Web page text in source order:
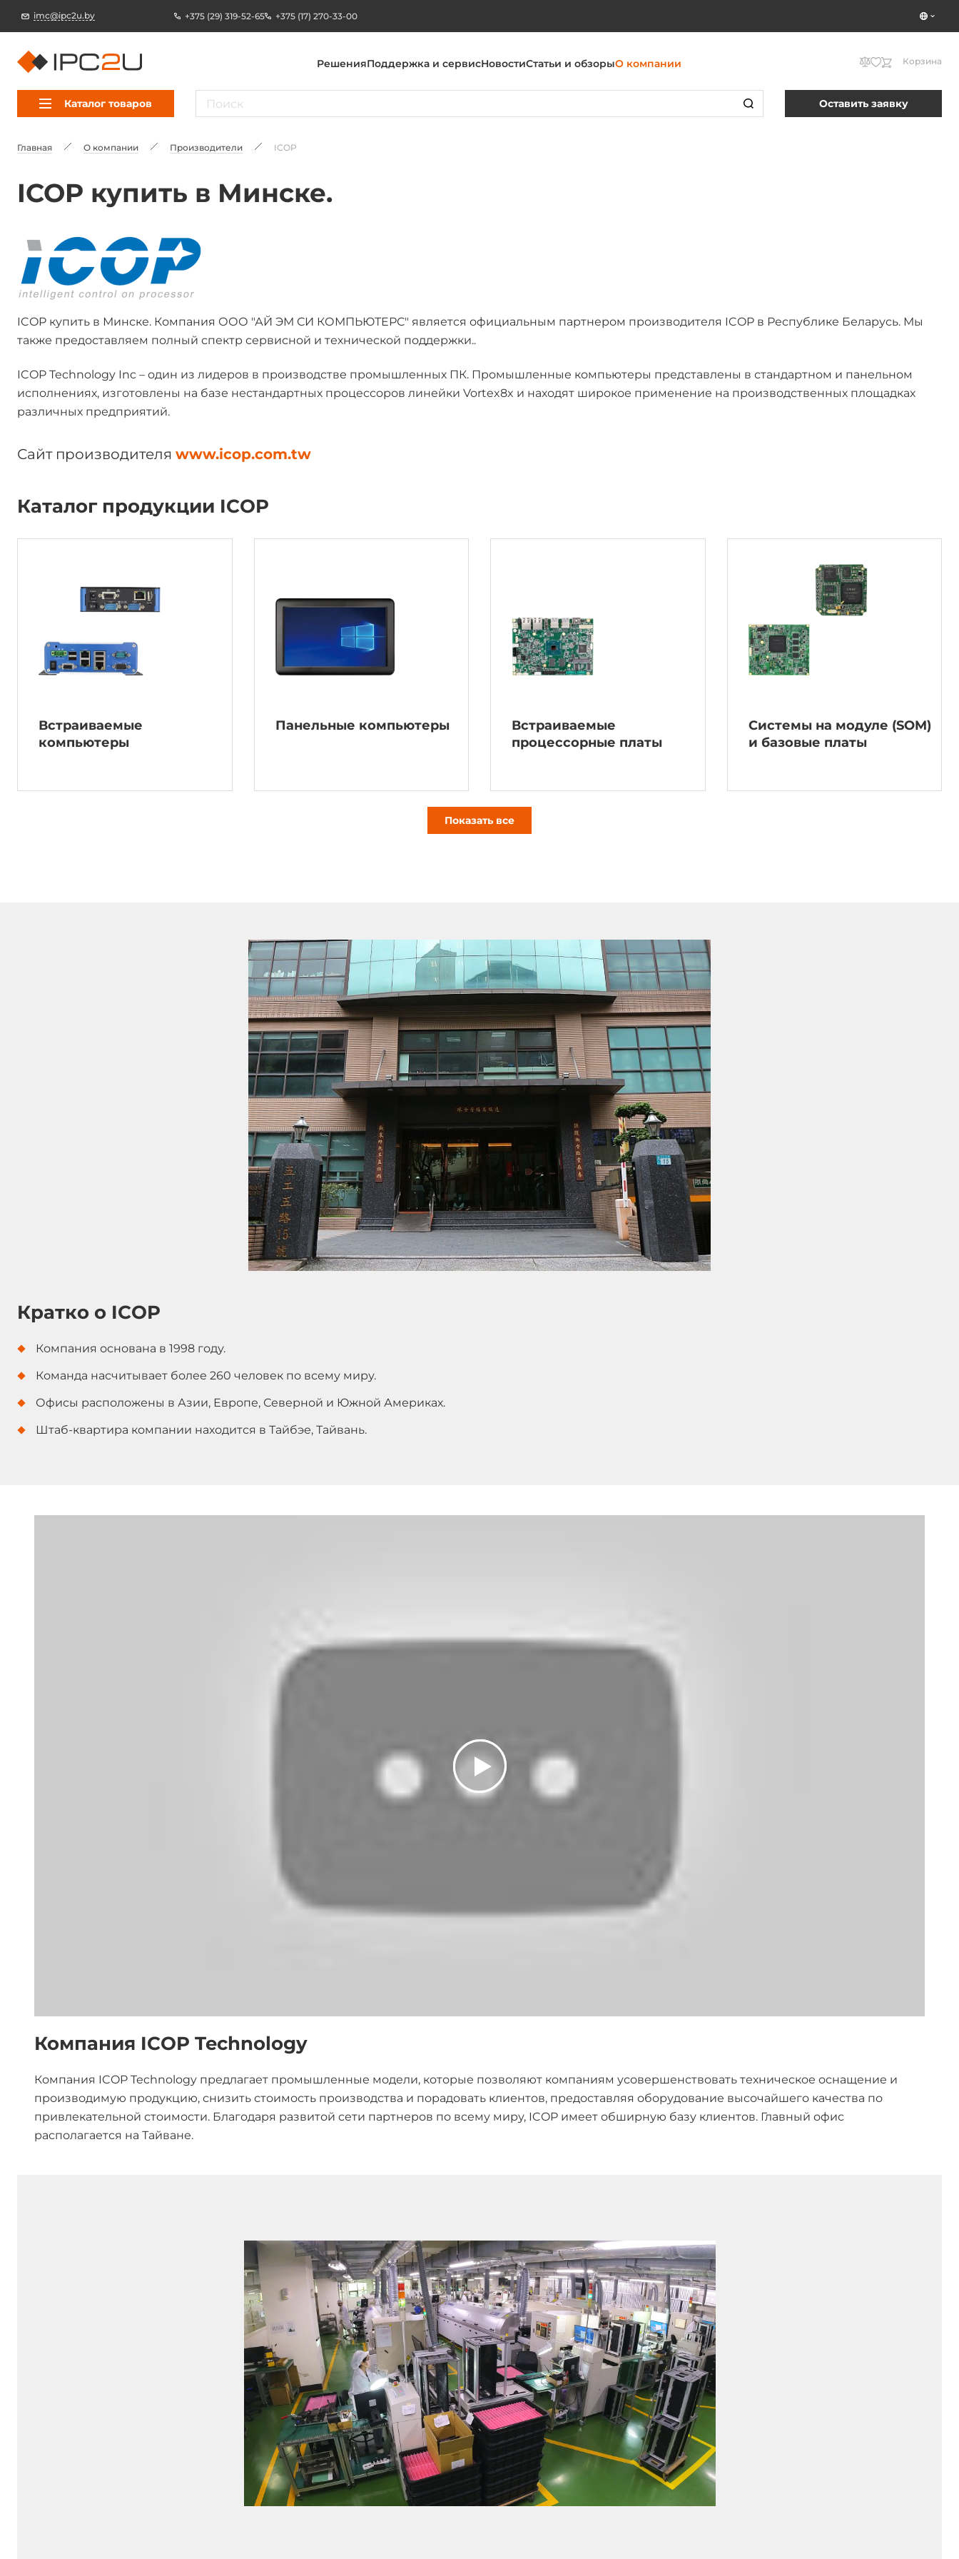
imc@ipc2u.by +375 (29) 319-52-65 +375 (17) 270-33-00
РешенияПоддержка и сервисНовостиСтатьи и обзорыО компании Корзина
Каталог товаров Оставить заявку
Главная О компании Производители ICOP
ICOP купить в Минске.
ICOP купить в Минске. Компания ООО "АЙ ЭМ СИ КОМПЬЮТЕРС" является официальным партнером производителя ICOP в Республике Беларусь. Мы
также предоставляем полный спектр сервисной и технической поддержки..
ICOP Technology Inc – один из лидеров в производстве промышленных ПК. Промышленные компьютеры представлены в стандартном и панельном
исполнениях, изготовлены на базе нестандартных процессоров линейки Vortex8x и находят широкое применение на производственных площадках
различных предприятий.
Сайт производителя www.icop.com.tw
Каталог продукции ICOP
Встраиваемые
компьютеры
Панельные компьютеры
Встраиваемые
процессорные платы
Системы на модуле (SOM)
и базовые платы
Показать все
Кратко о ICOP
Компания основана в 1998 году.
Команда насчитывает более 260 человек по всему миру.
Офисы расположены в Азии, Европе, Северной и Южной Америках.
Штаб-квартира компании находится в Тайбэе, Тайвань.
Компания ICOP Technology
Компания ICOP Technology предлагает промышленные модели, которые позволяют компаниям усовершенствовать техническое оснащение и
производимую продукцию, снизить стоимость производства и порадовать клиентов, предоставляя оборудование высочайшего качества по
привлекательной стоимости. Благодаря развитой сети партнеров по всему миру, ICOP имеет обширную базу клиентов. Главный офис
располагается на Тайване.